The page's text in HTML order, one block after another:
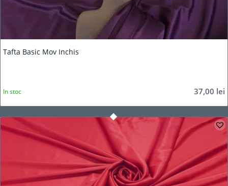
Tafta Basic Mov Inchis
37,00 lei
In stoc